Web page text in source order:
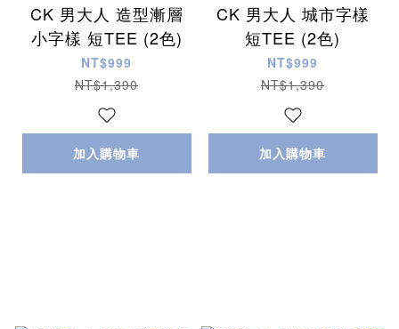
CK 男大人 造型漸層
小字樣 短TEE (2色)
NT$999
NT$1,390
加入購物車
CK 男大人 城市字樣
短TEE (2色)
NT$999
NT$1,390
加入購物車